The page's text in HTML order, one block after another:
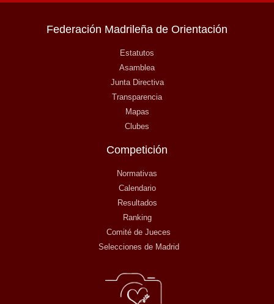
Federación Madrileña de Orientación
Estatutos
Asamblea
Junta Directiva
Transparencia
Mapas
Clubes
Competición
Normativas
Calendario
Resultados
Ranking
Comité de Jueces
Selecciones de Madrid